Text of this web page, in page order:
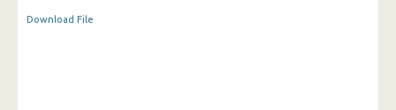
Download File